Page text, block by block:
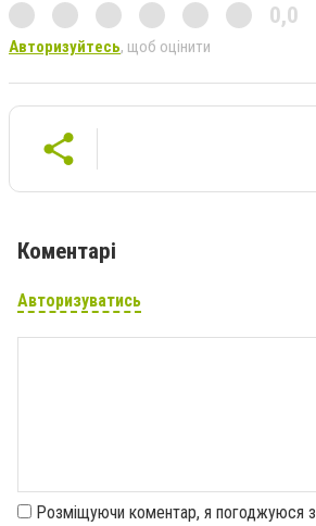
0,0
Авторизуйтесь, щоб оцінити
Коментарі
Авторизуватись
Розміщуючи коментар, я погоджуюся з